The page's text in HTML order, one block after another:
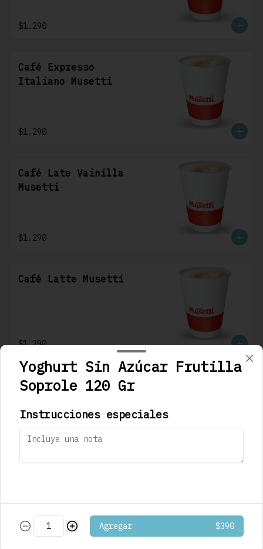
$1.290
Café Expresso
Italiano Musetti
$1.290
Café Late Vainilla
Musetti
$1.290
Café Latte Musetti
$1.290
Café Mocaccino
Vainilla Musetti
Yoghurt Sin Azúcar Frutilla
Soprole 120 Gr
Instrucciones especiales
Agregar $390